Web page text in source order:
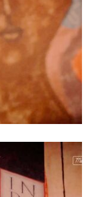
(3)